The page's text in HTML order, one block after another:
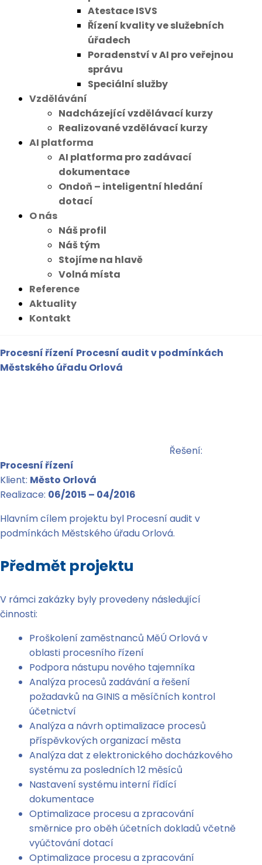
Atestace ISVS
Řízení kvality ve služebních
úřadech
Poradenství v AI pro veřejnou
správu
Speciální služby
Vzdělávání
Nadcházející vzdělávací kurzy
Realizované vzdělávací kurzy
AI platforma
AI platforma pro zadávací
dokumentace
Ondoň – inteligentní hledání
dotací
O nás
Náš profil
Náš tým
Stojíme na hlavě
Volná místa
Reference
Aktuality
Kontakt
Procesní řízení Procesní audit v podmínkách
Městského úřadu Orlová
Řešení:
Procesní řízení
Klient: Město Orlová
Realizace: 06/2015 – 04/2016
Hlavním cílem projektu byl Procesní audit v
podmínkách Městského úřadu Orlová.
Předmět projektu
V rámci zakázky byly provedeny následující
činnosti:
Proškolení zaměstnanců MěÚ Orlová v
oblasti procesního řízení
Podpora nástupu nového tajemníka
Analýza procesů zadávání a řešení
požadavků na GINIS a měsíčních kontrol
účetnictví
Analýza a návrh optimalizace procesů
příspěvkových organizací města
Analýza dat z elektronického docházkového
systému za posledních 12 měsíců
Nastavení systému interní řídící
dokumentace
Optimalizace procesu a zpracování
směrnice pro oběh účetních dokladů včetně
vyúčtování dotací
Optimalizace procesu a zpracování